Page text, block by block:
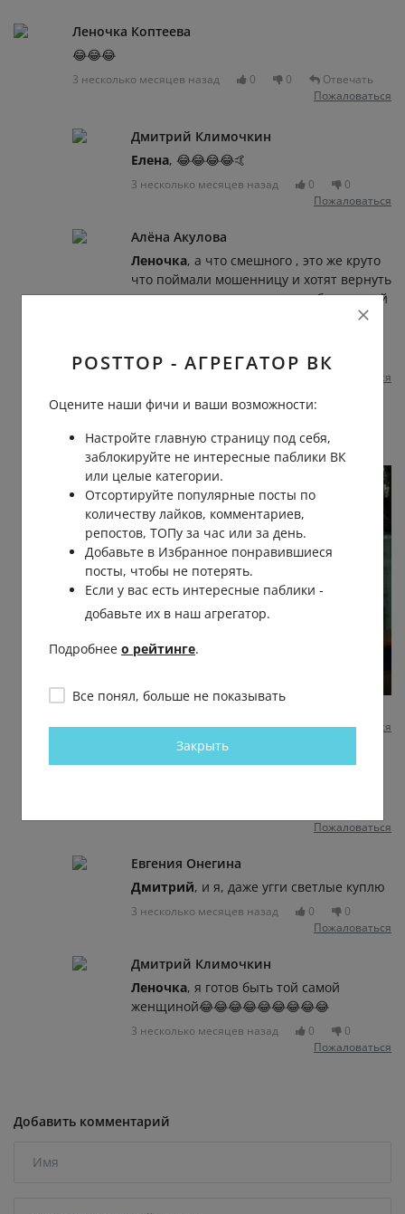
Леночка Коптеева
😂😂😂
3 несколько месяцев назад 0 0
Отвечать
Пожаловаться
Дмитрий Климочкин
Елена, 😂😂😂😂🤙
3 несколько месяцев назад 0
0
Пожаловаться
Алёна Акулова
Леночка, а что смешного , это же круто
что поймали мошенницу и хотят вернуть
деньги потерпевшим, а если бы с вашей
3 несколько месяцев назад 0
Пожаловаться
Елена Андреевна
Дмитрий, 😁 даже похоже
Пожаловаться
Дмитрий Мишустин
Пожаловаться
Евгения Онегина
Дмитрий, и я, даже угги светлые куплю
3 несколько месяцев назад 0
0
Пожаловаться
Дмитрий Климочкин
Леночка, я готов быть той самой
женщиной😂😂😂😂😂😂😂😂😂
3 несколько месяцев назад 0
0
Пожаловаться
Добавить комментарий
POSTTOP - АГРЕГАТОР ВК
Оцените наши фичи и ваши возможности:
Настройте главную страницу под себя,
заблокируйте не интересные паблики ВК
или целые категории.
Отсортируйте популярные посты по
количеству лайков, комментариев,
репостов, ТОПу за час или за день.
Добавьте в Избранное понравившиеся
посты, чтобы не потерять.
Если у вас есть интересные паблики -
добавьте их в наш агрегатор.
Подробнее о рейтинге.
Все понял, больше не показывать
Закрыть